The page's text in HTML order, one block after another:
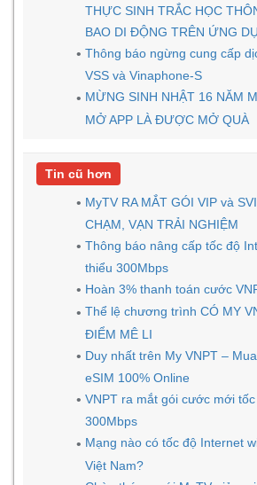
THỰC SINH TRẮC HỌC
BAO DI ĐỘNG TRÊN ỨNG
Thông báo ngừng cung cấp
VSS và Vinaphone-S
MỪNG SINH NHẬT 16 NĂM
MỞ APP LÀ ĐƯỢC MỞ QUÀ
Tin cũ hơn
MyTV RA MẮT GÓI VIP và
CHẠM, VẠN TRẢI NGHIỆM
Thông báo nâng cấp tốc độ
thiểu 300Mbps
Hoàn 3% thanh toán cước
Thể lệ chương trình CÓ MY
ĐIỂM MÊ LI
Duy nhất trên My VNPT –
eSIM 100% Online
VNPT ra mắt gói cước mới
300Mbps
Mạng nào có tốc độ Internet
Việt Nam?